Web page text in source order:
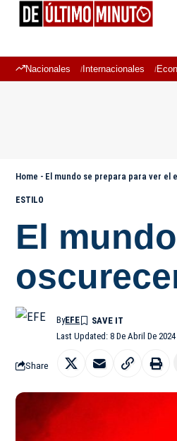
Nacionales Internacionales
Home - El mundo se prepara para ver
ESTILO
El
Last Updated: 8 De Abril De 2024
ByEFE
Share